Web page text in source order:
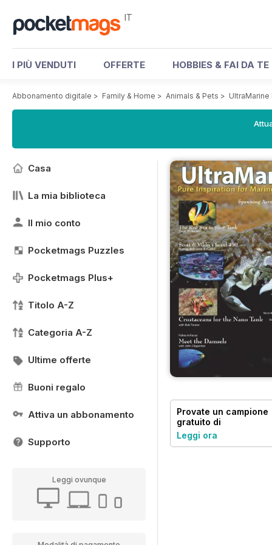
IT
I PIÙ VENDUTI OFFERTE HOBBIES & FAI DA TE
Abbonamento digitale > Family & Home > Animals & Pets >
Casa
La mia biblioteca
Il mio conto
Pocketmags Puzzles
Pocketmags Plus+
Titolo A-Z
Categoria A-Z
Ultime offerte
Buoni regalo
Attiva un abbonamento
Supporto
Leggi ovunque
Provate un campione
gratuito di
UltraMarine Magazine
Leggi ora